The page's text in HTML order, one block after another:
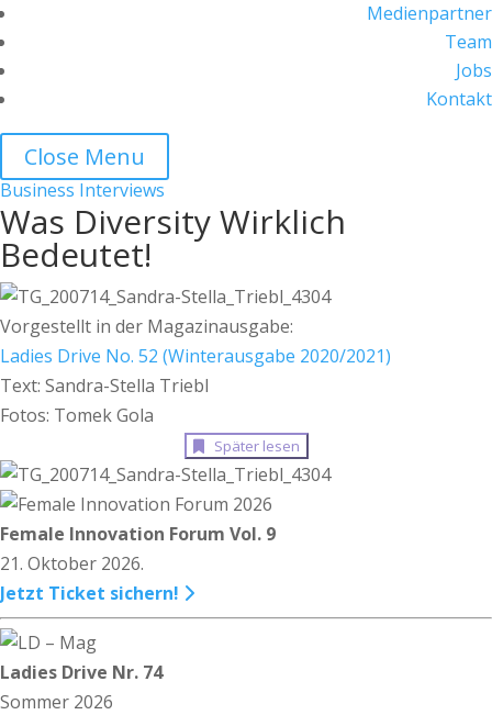
Medienpartner
Team
Jobs
Kontakt
Close Menu
Business Interviews
Was Diversity Wirklich
Bedeutet!
Vorgestellt in der Magazinausgabe:
Ladies Drive No. 52 (Winterausgabe 2020/2021)
Text: Sandra-Stella Triebl
Fotos: Tomek Gola
Später lesen
Female Innovation Forum Vol. 9
21. Oktober 2026.
Jetzt Ticket sichern!
Ladies Drive Nr. 74
Sommer 2026